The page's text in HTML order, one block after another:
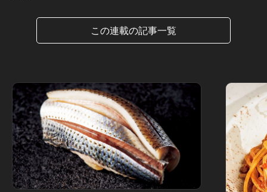
この連載の記事一覧